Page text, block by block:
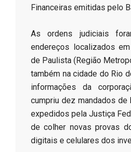
Financeiras emitidas pelo
​As ordens judiciais
endereços localizados
de Paulista (Região
também na cidade do Rio
informações da
cumpriu dez mandados de
expedidos pela Justiça
de colher novas provas
digitais e celulares dos